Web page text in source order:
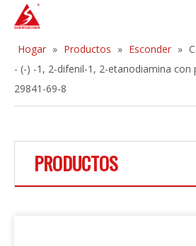
Hogar » Productos » Esconder »
- (-) -1, 2-difenil-1, 2-etanodiamina con
29841-69-8
PRODUCTOS